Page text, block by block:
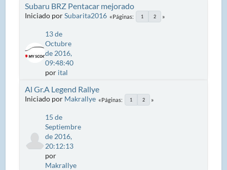
Subaru BRZ Pentacar mejorado
Iniciado porSubarita2016 Páginas 1 2
13 de
Octubre
de 2016,
09:48:40
por ital
Al Gr.A Legend Rallye
Iniciado por Makrallye Páginas 1 2
15 de
Septiembre
de 2016,
20:12:13
por
Makrallye